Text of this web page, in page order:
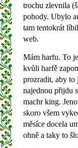
trochu zlevnila
pohody. Ubylo
tam tentokrát
web.
Mám harfu. To
kvůli harfě
prozradit, aby to
najednou přijdu
machr king.
skoro všem
měsíce docela
ohně a taky to